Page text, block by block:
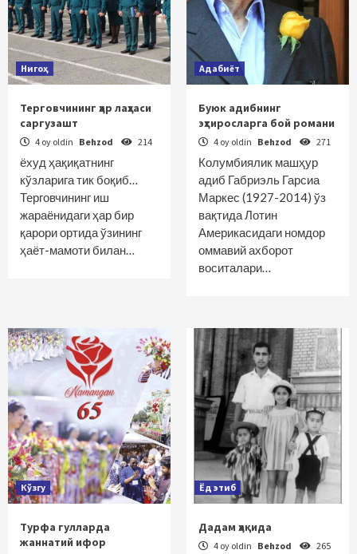
Нигоҳ
Терговчининг ҳар лаҳзаси
саргузашт
4 oy oldin Behzod 214
ёхуд ҳақиқатнинг
кўзларига тик боқиб…
Терговчининг иш
жараёнидаги ҳар бир
қарори ортида ўзининг
ҳаёт-мамоти билан…
Адабиёт
Буюк адибнинг
эҳтиросларга бой романи
4 oy oldin Behzod 271
Колумбиялик машҳур
адиб Габриэль Гарсиа
Маркес (1927-2014) ўз
вақтида Лотин
Америкасидаги номдор
оммавий ахборот
воситалари…
Кўзгу
Турфа гулларда
жаннатий ифор
Ёд этиб
Дадам ҳақида
4 oy oldin Behzod 265